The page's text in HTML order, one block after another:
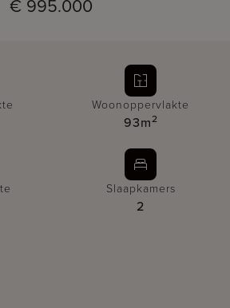
€ 995.000
Woonoppervlakte
93m2
Slaapkamers
2